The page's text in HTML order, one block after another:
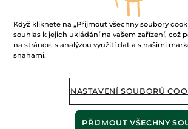
Když kliknete na „Přijmout všechny soubory
souhlas k jejich ukládání na vašem zařízení, což
na stránce, s analýzou využití dat a s našimi
snahami.
NASTAVENÍ SOUBORŮ
PŘIJMOUT VŠECHNY